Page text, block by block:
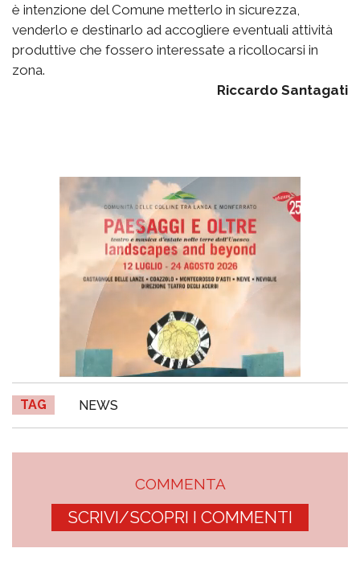
è intenzione del Comune metterlo in sicurezza,
venderlo e destinarlo ad accogliere eventuali attività
produttive che fossero interessate a ricollocarsi in
zona.
Riccardo Santagati
TAG NEWS
COMMENTA
SCRIVI/SCOPRI I COMMENTI